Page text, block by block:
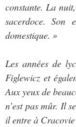
constante. La
sacerdoce. Son
domestique. »
Les années de
Figlewicz et
Aux yeux de
n’est pas mûr. Il
il entre à Cracovie